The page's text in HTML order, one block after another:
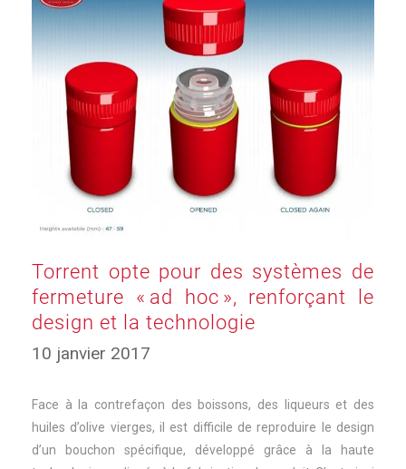
Torrent opte pour des systèmes de
fermeture « ad hoc », renforçant le
design et la technologie
10 janvier 2017
Face à la contrefaçon des boissons, des liqueurs et des
huiles d’olive vierges, il est difficile de reproduire le design
d’un bouchon spécifique, développé grâce à la haute